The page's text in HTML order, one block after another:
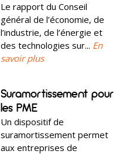
Le rapport du Conseil
général de l’économie, de
l’industrie, de l’énergie et
des technologies sur... En
savoir plus
Suramortissement pour
les PME
Un dispositif de
suramortissement permet
aux entreprises de